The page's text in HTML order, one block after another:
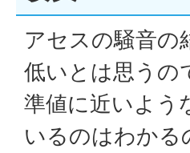
アセスの騒音の
低いとは思うの
準値に近いよう
いるのはわかる